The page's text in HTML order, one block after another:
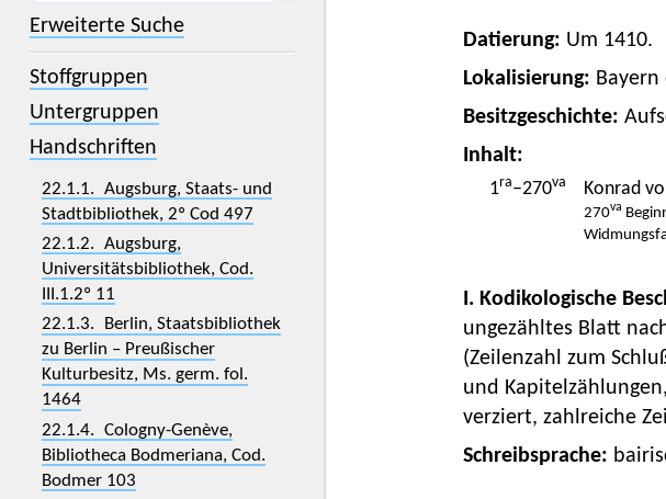
_
(der Unterstrich) ist Platzhalter für
genau ein Zeichen.
% (das Prozentzeichen) ist Platzhalter
für kein, ein oder mehr als ein
Erweiterte Suche
Stoffgruppen
Untergruppen
Handschriften
22.1.1. Augsburg, Staats- und
Stadtbibliothek, 2º Cod 497
22.1.2. Augsburg,
Universitätsbibliothek, Cod.
III.1.2º 11
22.1.3. Berlin, Staatsbibliothek
zu Berlin – Preußischer
Kulturbesitz, Ms. germ. fol.
1464
22.1.4. Cologny-Genève,
Bibliotheca Bodmeriana, Cod.
Bodmer 103
Datierung: Um 1410.
Lokalisierung: Bayern
Besitzgeschichte:
Inhalt:
1ra–270va Konrad
270va
I. Kodikologische
ungezähltes Blatt
(Zeilenzahl zum
und
verziert, zahlreiche
Schreibsprache: